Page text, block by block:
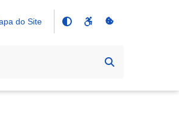
do Site